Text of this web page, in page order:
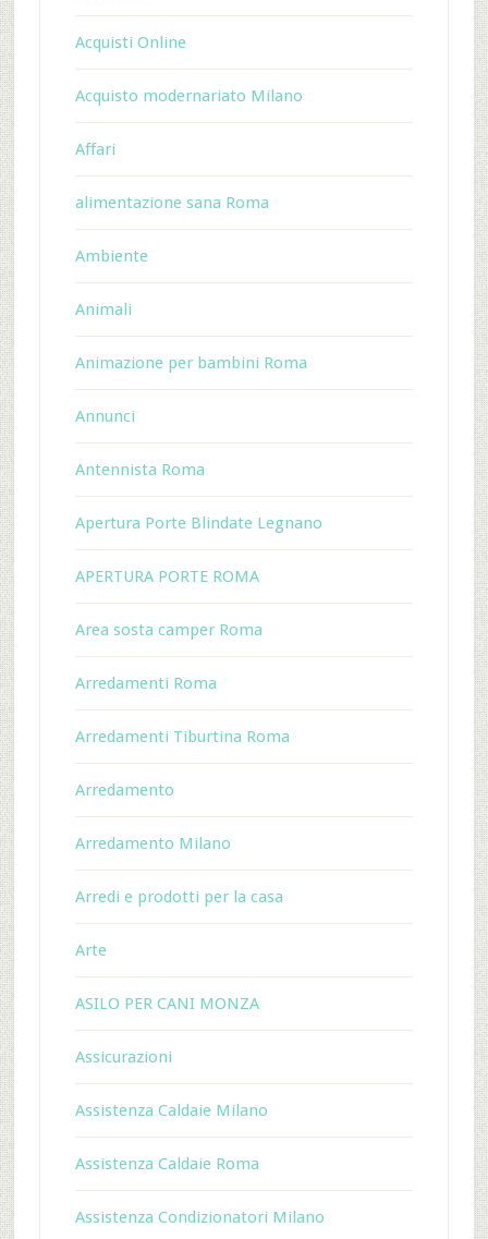
Acquisti Online
Acquisto modernariato Milano
Affari
alimentazione sana Roma
Ambiente
Animali
Animazione per bambini Roma
Annunci
Antennista Roma
Apertura Porte Blindate Legnano
APERTURA PORTE ROMA
Area sosta camper Roma
Arredamenti Roma
Arredamenti Tiburtina Roma
Arredamento
Arredamento Milano
Arredi e prodotti per la casa
Arte
ASILO PER CANI MONZA
Assicurazioni
Assistenza Caldaie Milano
Assistenza Caldaie Roma
Assistenza Condizionatori Milano